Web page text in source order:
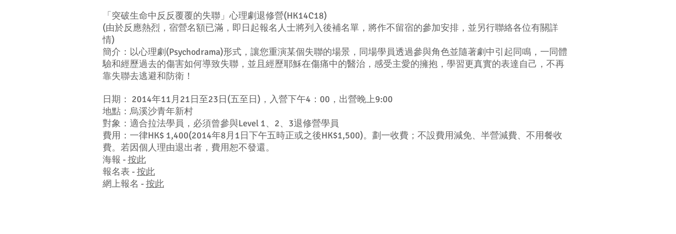
「突破生命中反反覆覆的失聯」心理劇退修營(HK14C18)
(由於反應熱烈，宿營名額已滿，即日起報名人士將列入後補名單，將作不留宿的參加安排，並另行聯絡各位有關詳
情)
簡介：以心理劇(Psychodrama)形式，讓您重演某個失聯的場景，同場學員透過參與角色並隨著劇中引起同鳴，一同體
驗和經歷過去的傷害如何導致失聯，並且經歷耶穌在傷痛中的醫治，感受主愛的擁抱，學習更真實的表達自己，不再
靠失聯去逃避和防衛！
日期： 2014年11月21日至23日(五至日)，入營下午4：00，出營晚上9:00
地點：烏溪沙青年新村
對象：適合拉法學員，必須曾參與Level 1、2、3退修營學員
費用：一律HK$ 1,400(2014年8月1日下午五時正或之後HK$1,500)。劃一收費；不設費用減免、半營減費、不用餐收
費。若因個人理由退出者，費用恕不發還。
海報 -按此
報名表 -按此
網上報名 -按此